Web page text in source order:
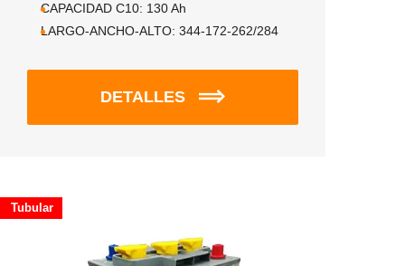
CAPACIDAD C10: 130Ah
LARGO-ANCHO-ALTO: 344-172-262/284
DETALLES
Tubular